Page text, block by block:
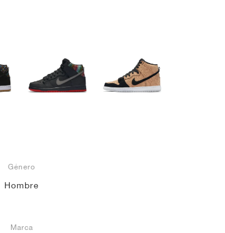
Género
Hombre
Marca